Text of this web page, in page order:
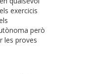
exercicis
però
les proves